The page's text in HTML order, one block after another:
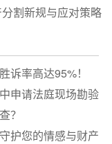
割新规与应对策略
诉率高达95%！
申请法庭现场勘验
？
护您的情感与财产